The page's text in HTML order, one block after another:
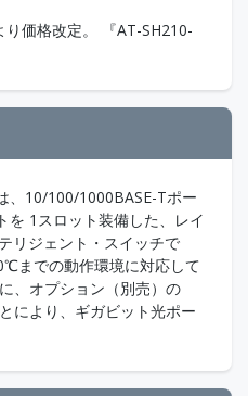
価格改定。 『AT-SH210-
、10/100/1000BASE-Tポー
を 1スロット装備した、レイ
リジェント・スイッチで
までの動作環境に対応して
、オプション（別売）の
により、ギガビット光ポー